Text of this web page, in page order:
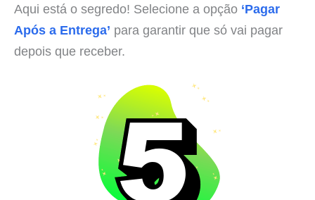
Aqui está o segredo! Selecione a opção ‘Pagar
Após a Entrega’ para garantir que só vai pagar
depois que receber.